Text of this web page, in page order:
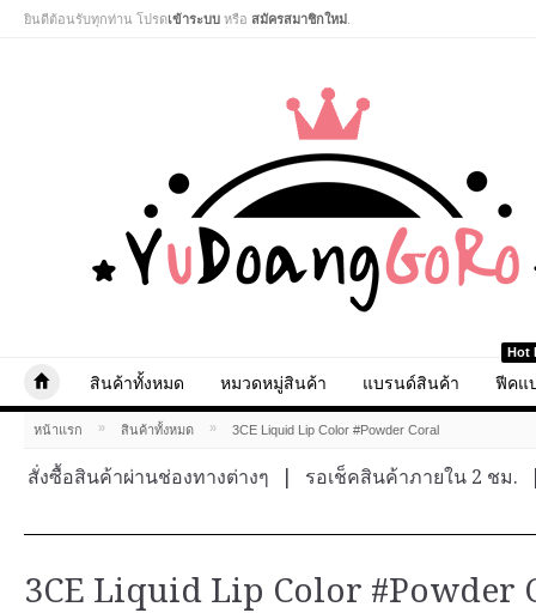
ยินดีต้อนรับทุกท่าน โปรดเข้าระบบ หรือ สมัครสมาชิกใหม่
สินค้าทั้งหมด หมวดหมู่สินค้า แบรนด์สินค้า
Hot
ฟีคแ
หน้าแรก » สินค้าทั้งหมด » 3CE Liquid Lip Color #Powder Coral
สั่งซื้อสินค้าผ่านช่องทางต่างๆ รอเช็คสินค้าภายใน 2 ชม.
3CE Liquid Lip Color #Powder